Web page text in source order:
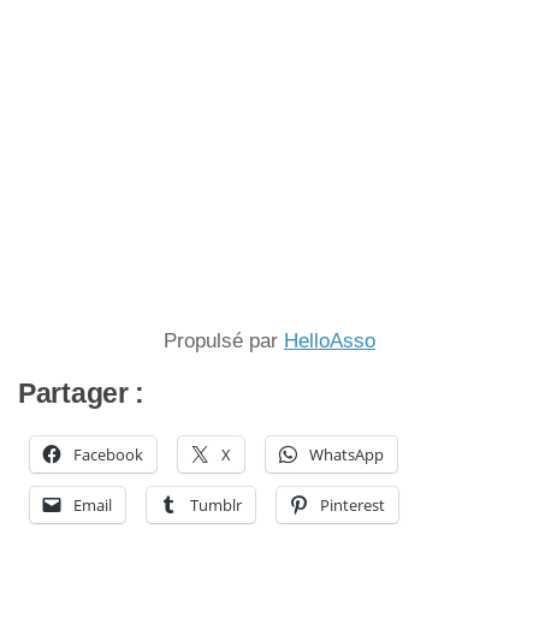
Propulsé par HelloAsso
Partager :
Facebook X WhatsApp
Email Tumblr Pinterest